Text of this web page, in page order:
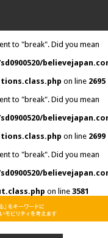
to "break". Did you mean
on line 2695
to "break". Did you mean
on line 2699
to "break". Did you mean
on line 3581